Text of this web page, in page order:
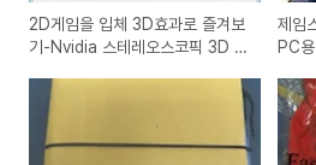
2D게임을 입체 3D효과로 즐겨보
기-Nvidia 스테레오스코픽 3D 설
제임
PC